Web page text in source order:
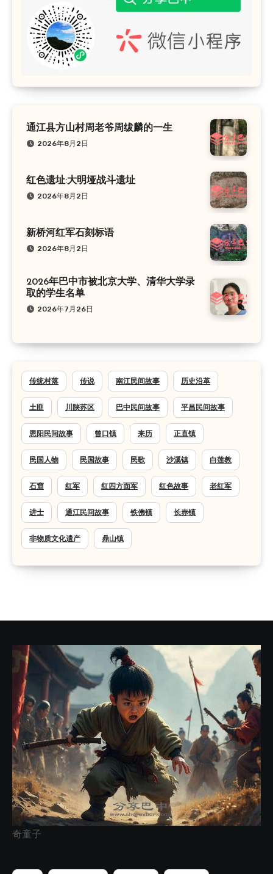
通江县方山村周老爷周绂麟的一生
2026年8月2日
红色遗址:大明垭战斗遗址
2026年8月2日
新桥河红军石刻标语
2026年8月2日
2026年巴中市被北京大学、清华大学录
取的学生名单
2026年7月26日
传统村落 传说 南江民间故事 历史沿革
土匪 川陕苏区 巴中民间故事 平昌民间故事
恩阳民间故事 曾口镇 来历 正直镇
民国人物 民国故事 民歌 沙溪镇 白莲教
石窟 红军 红四方面军 红色故事 老红军
进士 通江民间故事 铁佛镇 长赤镇
非物质文化遗产 鼎山镇
奇童子